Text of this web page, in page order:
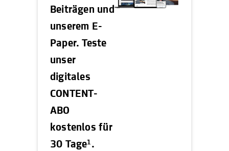
Beiträgen und
unserem E-
Paper. Teste
unser
digitales
CONTENT-
ABO
kostenlos für
30 Tage1 .